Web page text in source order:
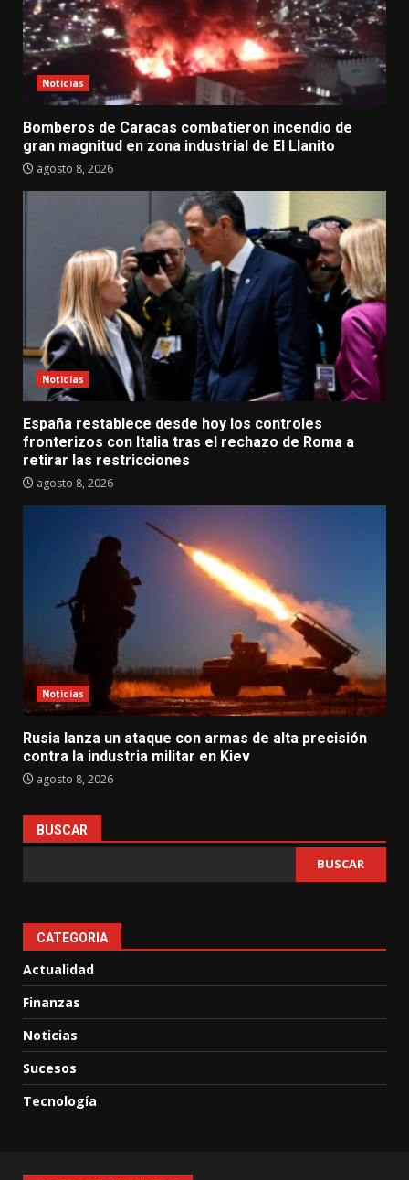
Noticias
Bomberos de Caracas combatieron incendio de
gran magnitud en zona industrial de El Llanito
agosto 8, 2026
Noticias
España restablece desde hoy los controles
fronterizos con Italia tras el rechazo de Roma a
retirar las restricciones
agosto 8, 2026
Noticias
Rusia lanza un ataque con armas de alta precisión
contra la industria militar en Kiev
agosto 8, 2026
BUSCAR
BUSCAR
CATEGORIA
Actualidad
Finanzas
Noticias
Sucesos
Tecnología